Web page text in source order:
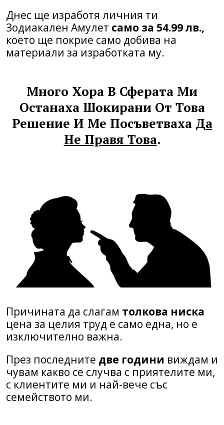
Днес ще изработя личния ти
Зодиакален Амулет само за 54.99 лв.,
което ще покрие само добива на
материали за изработката му.
Много Хора В Сферата Ми
Останаха Шокирани От Това
Решение И Ме Посъветваха Да
Не Правя Това.
Причината да слагам толкова ниска
цена за целия труд е само една, но е
изключително важна.
През последните две години виждам и
чувам какво се случва с приятелите ми,
с клиентите ми и най-вече със
семейството ми.